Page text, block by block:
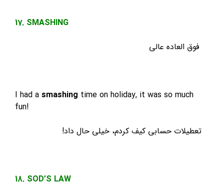
17. SMASHING
فوق العاده عالی
I had a smashing time on holiday, it was so much
fun!
تعطیلات حسابی کیف کردم، خیلی حال داد!
18. SOD’S LAW